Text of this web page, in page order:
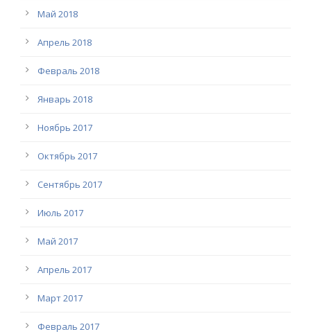
Май 2018
Апрель 2018
Февраль 2018
Январь 2018
Ноябрь 2017
Октябрь 2017
Сентябрь 2017
Июль 2017
Май 2017
Апрель 2017
Март 2017
Февраль 2017